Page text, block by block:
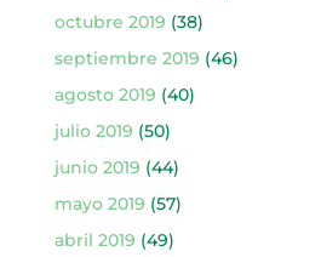
octubre 2019 (38)
septiembre 2019 (46)
agosto 2019 (40)
julio 2019 (50)
junio 2019 (44)
mayo 2019 (57)
abril 2019 (49)